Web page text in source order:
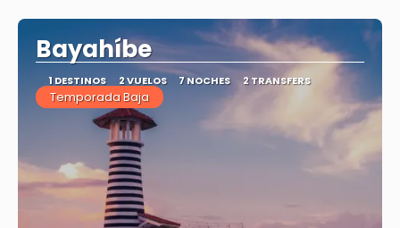
Bayahíbe
1 DESTINOS 2 VUELOS 7 NOCHES 2 TRANSFERS
Temporada Baja